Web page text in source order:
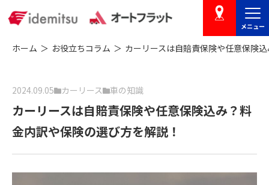
店舗を探す
メニュー
ホーム お役立ちコラム カーリースは自賠責保険や任意保険
2024.09.05 カーリース 車の知識
カーリースは自賠責保険や任意保険込み？料
金内訳や保険の選び方を解説！